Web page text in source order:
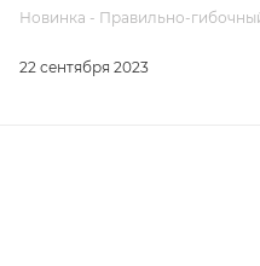
Новинка - Правильно-
22 сентября 2023